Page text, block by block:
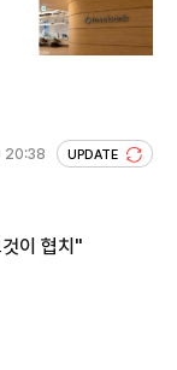
20:38 UPDATE
이 협치"